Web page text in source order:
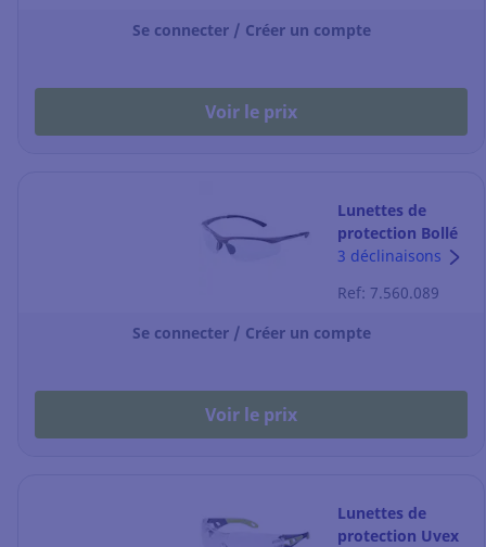
Se connecter / Créer un compte
Voir le prix
Lunettes de
protection Bollé
Contour - la
3 déclinaisons
Ref: 7.560.089
Se connecter / Créer un compte
Voir le prix
Lunettes de
protection Uvex